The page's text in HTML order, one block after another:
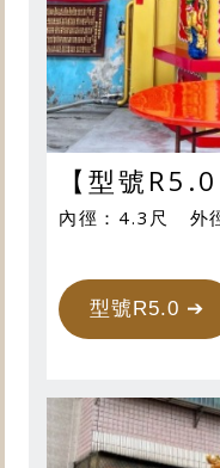
【型號
內徑：4.3尺 外
型號R5.0 ➔